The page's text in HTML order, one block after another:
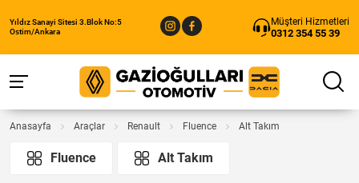
Yıldız Sanayi Sitesi 3.Blok No:5
Ostim/Ankara
Müşteri Hizmetleri
0312 354 55 39
Anasayfa Araçlar Renault Fluence Alt Takım
Fluence Alt Takım